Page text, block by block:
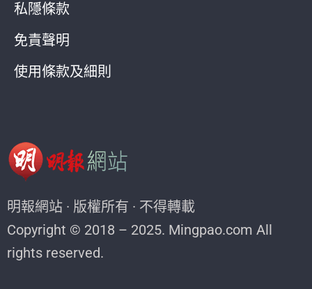
私隱條款
免責聲明
使用條款及細則
明報網站 · 版權所有 · 不得轉載
Copyright © 2018 – 2025. Mingpao.com All
rights reserved.